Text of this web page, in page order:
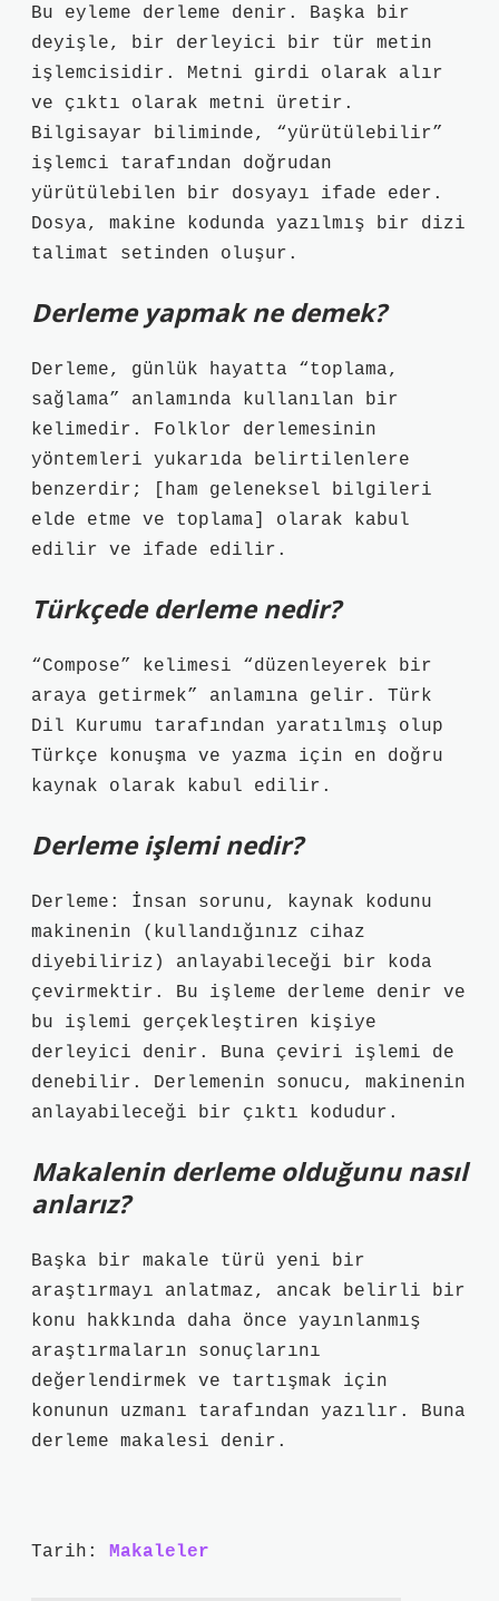
Bu eyleme derleme denir. Başka bir
deyişle, bir derleyici bir tür metin
işlemcisidir. Metni girdi olarak alır
ve çıktı olarak metni üretir.
Bilgisayar biliminde, “yürütülebilir”
işlemci tarafından doğrudan
yürütülebilen bir dosyayı ifade eder.
Dosya, makine kodunda yazılmış bir dizi
talimat setinden oluşur.
Derleme yapmak ne demek?
Derleme, günlük hayatta “toplama,
sağlama” anlamında kullanılan bir
kelimedir. Folklor derlemesinin
yöntemleri yukarıda belirtilenlere
benzerdir; [ham geleneksel bilgileri
elde etme ve toplama] olarak kabul
edilir ve ifade edilir.
Türkçede derleme nedir?
“Compose” kelimesi “düzenleyerek bir
araya getirmek” anlamına gelir. Türk
Dil Kurumu tarafından yaratılmış olup
Türkçe konuşma ve yazma için en doğru
kaynak olarak kabul edilir.
Derleme işlemi nedir?
Derleme: İnsan sorunu, kaynak kodunu
makinenin (kullandığınız cihaz
diyebiliriz) anlayabileceği bir koda
çevirmektir. Bu işleme derleme denir ve
bu işlemi gerçekleştiren kişiye
derleyici denir. Buna çeviri işlemi de
denebilir. Derlemenin sonucu, makinenin
anlayabileceği bir çıktı kodudur.
Makalenin derleme olduğunu nasıl
anlarız?
Başka bir makale türü yeni bir
araştırmayı anlatmaz, ancak belirli bir
konu hakkında daha önce yayınlanmış
araştırmaların sonuçlarını
değerlendirmek ve tartışmak için
konunun uzmanı tarafından yazılır. Buna
derleme makalesi denir.
Tarih: Makaleler